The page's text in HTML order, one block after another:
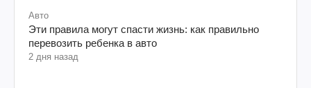
Авто
Эти правила могут спасти жизнь: как правильно
перевозить ребенка в авто
2 дня назад